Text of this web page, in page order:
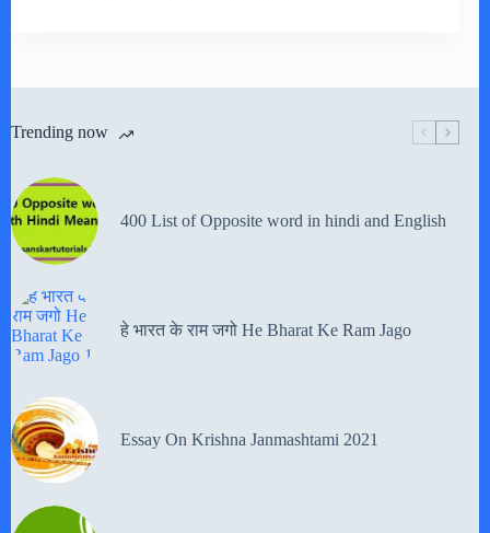
Trending now
400 List of Opposite word in hindi and English
हे भारत के राम जगो He Bharat Ke Ram Jago
Essay On Krishna Janmashtami 2021